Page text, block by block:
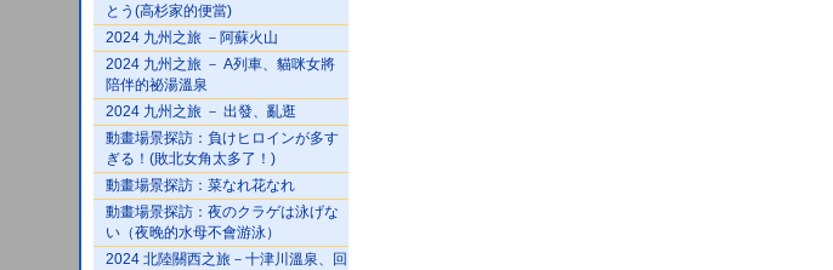
とう(高杉家的便當)
2024 九州之旅 －阿蘇火山
2024 九州之旅 － A列車、貓咪女將
陪伴的祕湯溫泉
2024 九州之旅 － 出發、亂逛
動畫場景探訪：負けヒロインが多す
ぎる！(敗北女角太多了！)
動畫場景探訪：菜なれ花なれ
動畫場景探訪：夜のクラゲは泳げな
い（夜晚的水母不會游泳）
2024 北陸關西之旅－十津川溫泉、回